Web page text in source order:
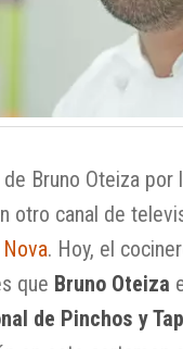
Bruno Oteiza
otro canal de
. Hoy, el
que Bruno Oteiza
de Pinchos y